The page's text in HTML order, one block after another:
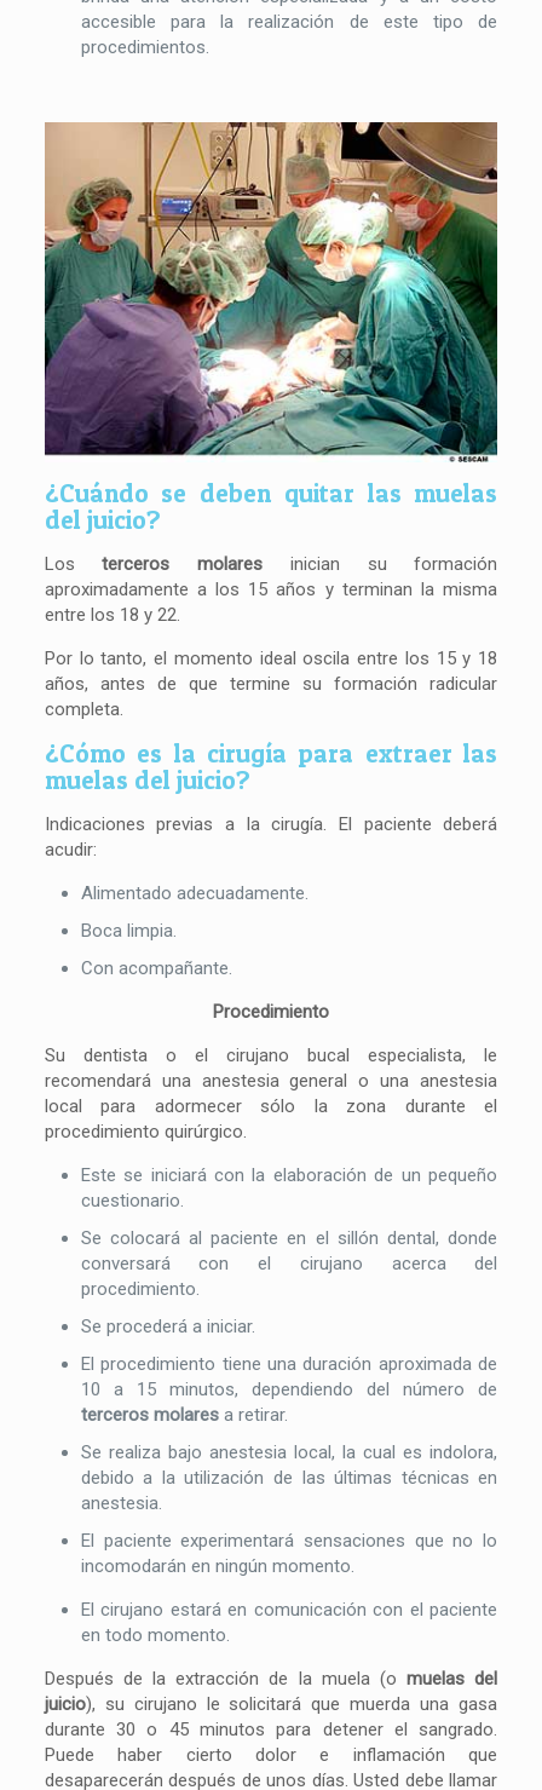
accesible para la realización de este tipo de
procedimientos.
¿Cuándo se deben quitar las muelas
del juicio?
Losterceros molares inician su formación
aproximadamente a los 15 años y terminan la misma
entre los 18 y 22.
Por lo tanto, el momento ideal oscila entre los 15 y 18
años, antes de que termine su formación radicular
completa.
¿Cómo es la cirugía para extraer las
muelas del juicio?
Indicaciones previas a la cirugía. El paciente deberá
acudir:
Alimentado adecuadamente.
Boca limpia.
Con acompañante.
Procedimiento
Su dentista o el cirujano bucal especialista, le
recomendará una anestesia general o una anestesia
local para adormecer sólo la zona durante el
procedimiento quirúrgico.
Este se iniciará con la elaboración de un pequeño
cuestionario.
Se colocará al paciente en el sillón dental, donde
conversará con el cirujano acerca del
procedimiento.
Se procederá a iniciar.
El procedimiento tiene una duración aproximada de
10 a 15 minutos, dependiendo del número de
terceros molaresa retirar.
Se realiza bajo anestesia local, la cual es indolora,
debido a la utilización de las últimas técnicas en
anestesia.
El paciente experimentará sensaciones que no lo
incomodarán en ningún momento.
El cirujano estará en comunicación con el paciente
en todo momento.
Después de la extracción de la muela (omuelas del
juicio), su cirujano le solicitará que muerda una gasa
durante 30 o 45 minutos para detener el sangrado.
Puede haber cierto dolor e inflamación que
desaparecerán después de unos días. Usted debe llamar